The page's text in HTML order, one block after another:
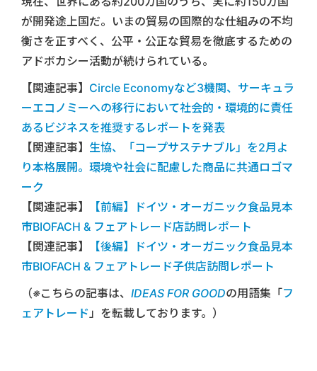
が開発途上国だ。いまの貿易の国際的な仕組みの不均
衡さを正すべく、公平・公正な貿易を徹底するための
アドボカシー活動が続けられている。
【関連記事】 Circle Economyなど3機関、サーキュラ
ーエコノミーへの移行において社会的・環境的に責任
あるビジネスを推奨するレポートを発表
【関連記事】 生協、「コープサステナブル」を2月よ
り本格展開。環境や社会に配慮した商品に共通ロゴマ
ーク
【関連記事】
【前編】ドイツ・オーガニック食品見本
市BIOFACH & フェアトレード店訪問レポート
【関連記事】
【後編】ドイツ・オーガニック食品見本
市BIOFACH & フェアトレード子供店訪問レポート
（※こちらの記事は、 IDEAS FOR GOODの用語集「フ
ェアトレード」を転載しております。）